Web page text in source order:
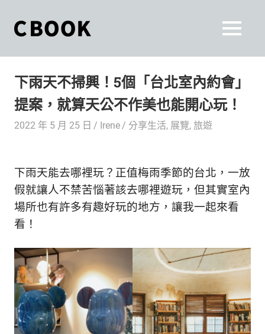
content
和
你
一
活
出
自
己
的
生
活
World.」
是
近
你/
妳
生
活
雜
誌。
最
精
采
豐
富
MENU
下雨天不掃興！5個「台北室內約會」
提案，就算天公不作美也能開心玩！
2022 年 5 月 25 日 Irene 分享生活, 展覽, 旅遊
下雨天能去哪裡玩？正值梅雨季節的台北，一放
假就讓人不禁苦惱著該去哪裡遊玩，但其實室內
場所也有許多有趣好玩的地方，讓我一起來看
看！